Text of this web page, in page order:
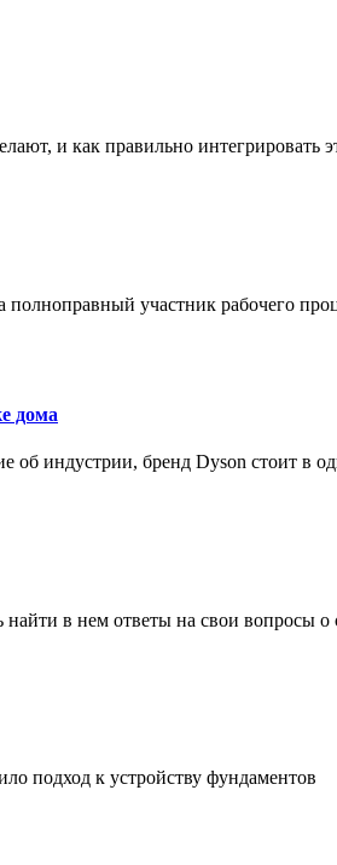
и как правильно интегрировать
участник рабочего
дома
об индустрии, бренд Dyson стоит в
в нем ответы на свои вопросы о
подход к устройству фундаментов